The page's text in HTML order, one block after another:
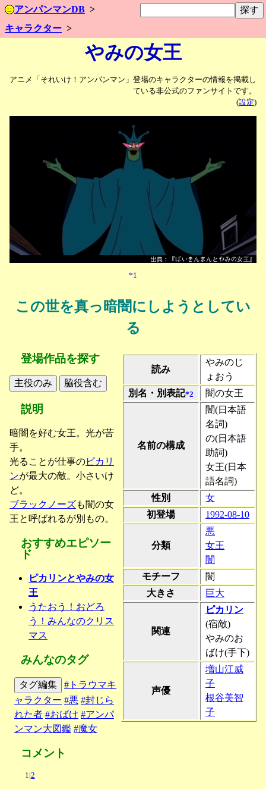
アンパンマンDB
キャラクター
やみの女王
アニメ「それいけ！アンパンマン」登場のキャラクターの情報を掲載し
ている非公式のファンサイトです。
(設定)
*1
この世を真っ暗闇にしようとしてい
る
読み
やみのじ
ょおう
別名・別表記*2 闇の女王
名前の構成
闇(日本語
名詞)
の(日本語
助詞)
女王(日本
語名詞)
性別
女
初登場
1992-08-10
分類
悪
女王
闇
モチーフ
闇
大きさ
巨大
関連
ピカリン
(宿敵)
やみのお
ばけ(手下)
声優
増山江威
子
根谷美智
子
登場作品を探す
説明
暗闇を好む女王。光が苦
手。
光ることが仕事のピカリ
ンが最大の敵。小さいけ
ど。
ブラックノーズも闇の女
王と呼ばれるが別もの。
おすすめエピソー
ド
ピカリンとやみの女
王
うたおう！おどろ
う！みんなのクリス
マス
みんなのタグ
タグ編集
#トラウマキ
ャラクター #悪 #封じら
れた者 #おばけ #アンパ
ンマン大図鑑 #魔女
コメント
1| 2